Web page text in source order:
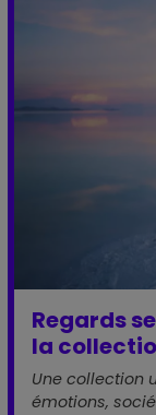
Regards
la
Une collection
émotions,